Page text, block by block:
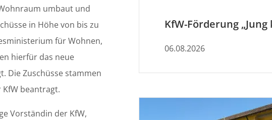
umbaut und
in Höhe von bis zu
für Wohnen,
hierfür das neue
Die Zuschüsse stammen
beantragt.
Vorständin der KfW,
06.08.2026